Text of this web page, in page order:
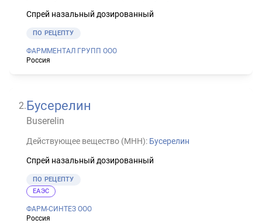
Спрей назальный дозированный
ПО РЕЦЕПТУ
ФАРММЕНТАЛ ГРУПП ООО
Россия
2.Бусерелин
Buserelin
Действующее вещество (МНН): Бусерелин
Спрей назальный дозированный
ПО РЕЦЕПТУ
ФАРМ-СИНТЕЗ ООО
Россия
ЕАЭС